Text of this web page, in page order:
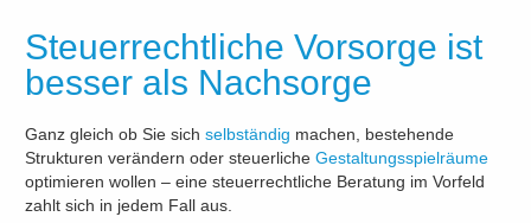
Steuerrechtliche Vorsorge ist
besser als Nachsorge
Ganz gleich ob Sie sichselbständig machen, bestehende
Strukturen verändern oder steuerlicheGestaltungsspielräume
optimieren wollen – eine steuerrechtliche Beratung im Vorfeld
zahlt sich in jedem Fall aus.